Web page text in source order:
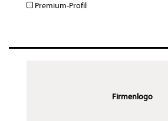
Premium-Profil
Firmenlogo